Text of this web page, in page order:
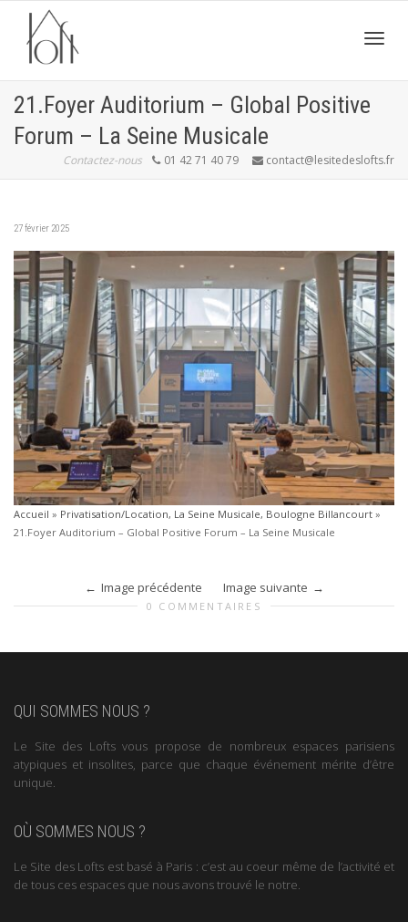
21.Foyer Auditorium – Global Positive
Forum – La Seine Musicale
Contactez-nous 01 42 71 40 79 contact@lesitedeslofts.fr
27 février 2025
Accueil » Privatisation/Location, La Seine Musicale, Boulogne Billancourt »
21.Foyer Auditorium – Global Positive Forum – La Seine Musicale
Image précédente Image suivante
0 COMMENTAIRES
QUI SOMMES NOUS ?
Le Site des Lofts vous propose de nombreux espaces parisiens
atypiques et insolites, parce que chaque événement mérite d’être
unique.
OÙ SOMMES NOUS ?
Le Site des Lofts est basé à Paris : c’est au coeur même de l’activité et
de tous ces espaces que nous avons trouvé le notre.